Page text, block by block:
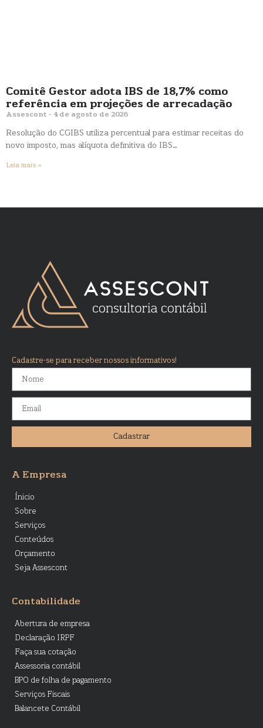
Comitê Gestor adota IBS de 18,7% como
referência em projeções de arrecadação
Assescont 4 de agosto de 2026
Resolução do CGIBS utiliza percentual para estimar receitas do
novo imposto, mas alíquota definitiva do IBS…
Leia mais »
Cadastre-se para receber nossos informativos!
Cadastrar
A Empresa
Ínicio
Sobre
Serviços
Conteúdos
Orçamento
Seja Assescont
Contabilidade
Abertura de empresa
Declaração IRPF
Faça sua cotação
Assessoria contábil
BPO de folha de pagamento
Serviços Fiscais
Balancete Contábil